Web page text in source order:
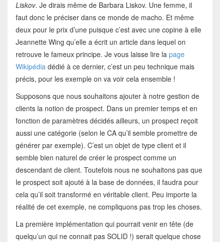
Liskov. Je dirais même de Barbara Liskov. Une femme, il
faut donc le préciser dans ce monde de macho. Et même
deux pour le prix d’une puisque c’est avec une copine à elle
Jeannette Wing qu’elle a écrit un article dans lequel on
retrouve le fameux principe. Je vous laisse lire la page
Wikipédiadédié à ce dernier, c’est un peu technique mais
précis, pour les exemple on va voir cela ensemble !
Supposons que nous souhaitons ajouter à notre gestion de
clients la notion de prospect. Dans un premier temps et en
fonction de paramètres décidés ailleurs, un prospect reçoit
aussi une catégorie (selon le CA qu’il semble promettre de
générer par exemple). C’est un objet de type client et il
semble bien naturel de créer le prospect comme un
descendant de client. Toutefois nous ne souhaitons pas que
le prospect soit ajouté à la base de données, il faudra pour
cela qu’il soit transformé en véritable client. Peu importe la
réalité de cet exemple, ne compliquons pas trop les choses.
La première implémentation qui pourrait venir en tête (de
quelqu’un qui ne connait pas SOLID !) serait quelque chose